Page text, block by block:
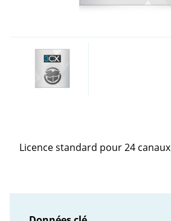
Licence standard pour 24 canaux